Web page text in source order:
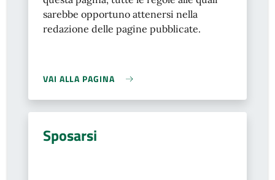
sarebbe opportuno attenersi nella
redazione delle pagine pubblicate.
VAI ALLA PAGINA
Sposarsi